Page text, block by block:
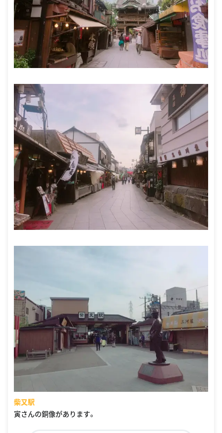
柴又駅
寅さんの銅像があります。